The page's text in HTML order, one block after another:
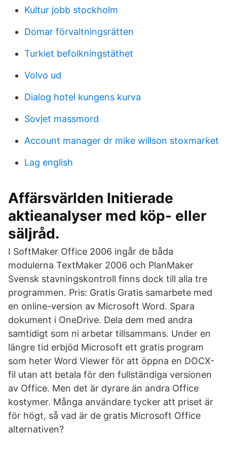
Kultur jobb stockholm
Domar förvaltningsrätten
Turkiet befolkningstäthet
Volvo ud
Dialog hotel kungens kurva
Sovjet massmord
Account manager dr mike willson stoxmarket
Lag english
Affärsvärlden Initierade
aktieanalyser med köp- eller
säljråd.
I SoftMaker Office 2006 ingår de båda
modulerna TextMaker 2006 och PlanMaker
Svensk stavningskontroll finns dock till alla tre
programmen. Pris: Gratis Gratis samarbete med
en online-version av Microsoft Word. Spara
dokument i OneDrive. Dela dem med andra
samtidigt som ni arbetar tillsammans. Under en
längre tid erbjöd Microsoft ett gratis program
som heter Word Viewer för att öppna en DOCX-
fil utan att betala för den fullständiga versionen
av Office. Men det är dyrare än andra Office
kostymer. Många användare tycker att priset är
för högt, så vad är de gratis Microsoft Office
alternativen?